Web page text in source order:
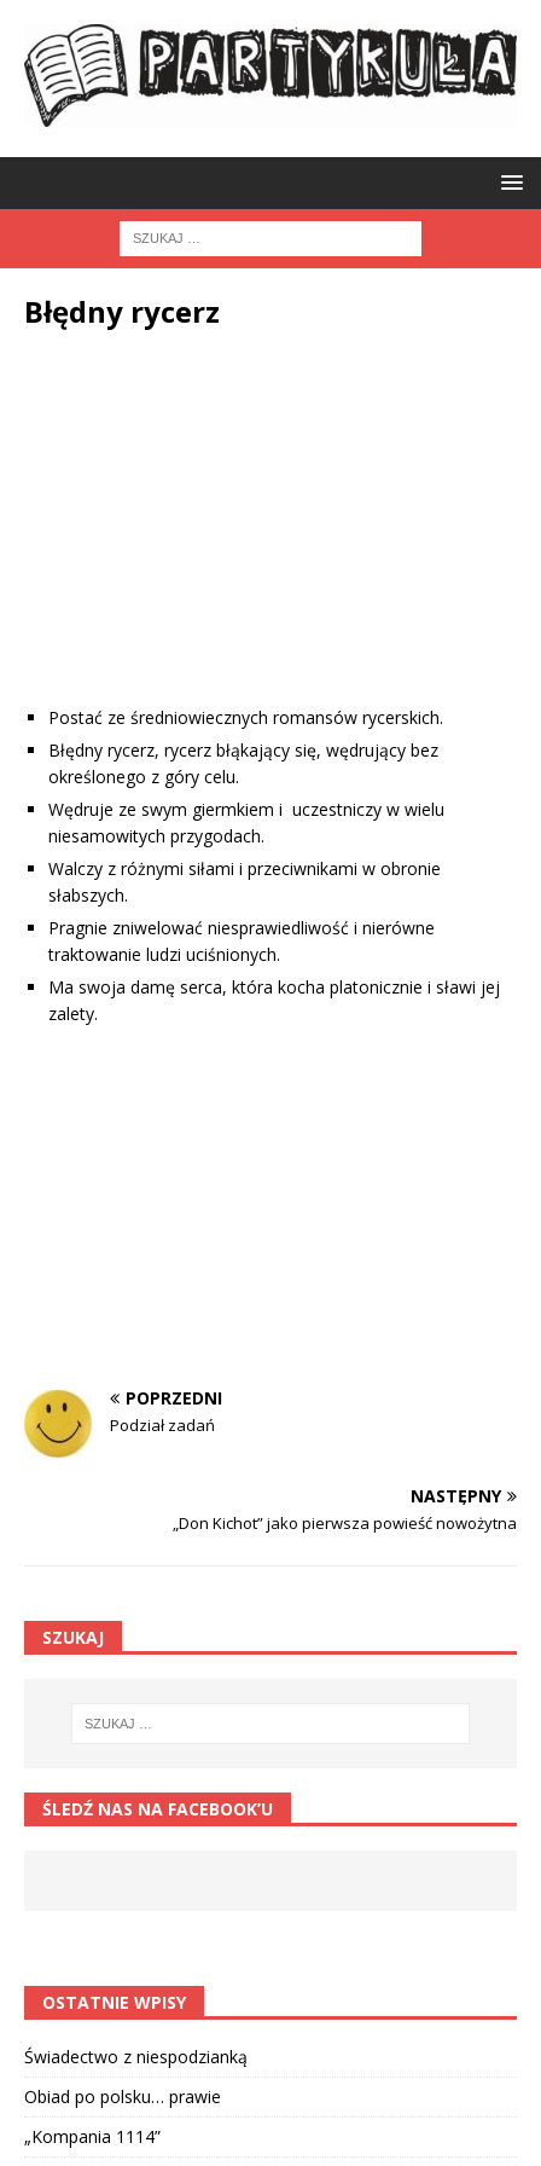
Błędny rycerz
Postać ze średniowiecznych romansów rycerskich.
Błędny rycerz, rycerz błąkający się, wędrujący bez
określonego z góry celu.
Wędruje ze swym giermkiem i uczestniczy w wielu
niesamowitych przygodach.
Walczy z różnymi siłami i przeciwnikami w obronie
słabszych.
Pragnie zniwelować niesprawiedliwość i nierówne
traktowanie ludzi uciśnionych.
Ma swoja damę serca, która kocha platonicznie i sławi jej
zalety.
POPRZEDNI
Podział zadań
NASTĘPNY
„Don Kichot” jako pierwsza powieść nowożytna
SZUKAJ
ŚLEDŹ NAS NA FACEBOOK’U
OSTATNIE WPISY
Świadectwo z niespodzianką
Obiad po polsku… prawie
„Kompania 1114”